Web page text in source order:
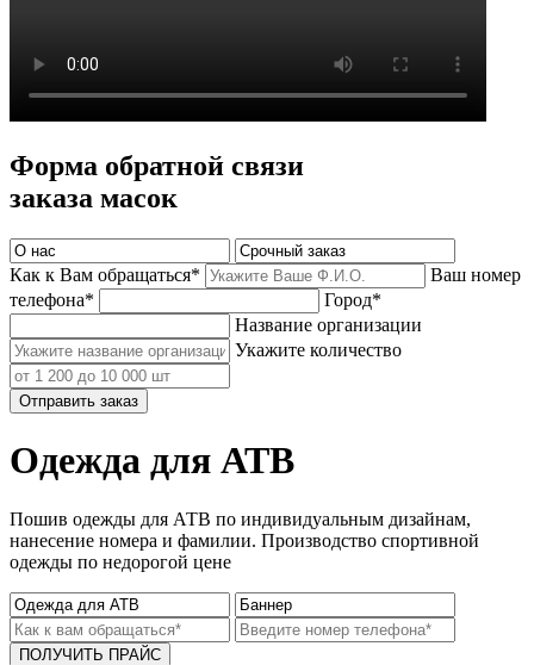
Форма обратной связи
заказа масок
Как к Вам обращаться*
Ваш номер
телефона*
Город*
Название организации
Укажите количество
Отправить заказ
Одежда для АТВ
Пошив одежды для АТВ по индивидуальным дизайнам,
нанесение номера и фамилии. Производство спортивной
одежды по недорогой цене
ПОЛУЧИТЬ ПРАЙС